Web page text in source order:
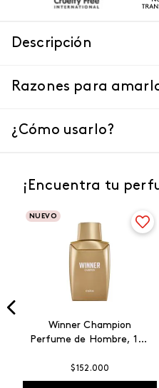
Descripción
Razones para
¿Cómo usarlo?
¡Encuentra tu
NUEVO
Winner Champion
Perfume de Hombre, 100
$152 .000